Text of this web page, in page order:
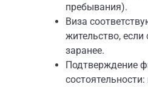
пребывания).
Виза
жительство,
заранее.
Подтверждение